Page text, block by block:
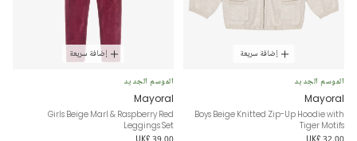
إضافة سريعة
الموسم الجديد
Mayoral
Boys Beige Knitted Zip-Up Hoodie with
Tiger Motifs
إضافة سريعة
الموسم الجديد
Mayoral
Girls Beige Marl & Raspberry Red
Leggings Set